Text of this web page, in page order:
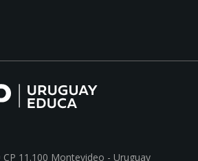
11.100 Montevideo - Uruguay